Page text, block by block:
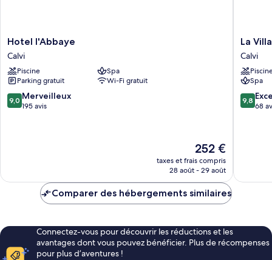
Hotel
l'Abbaye
Calvi
Hotel l'Abbaye
Calvi
Piscine
Spa
Parking gratuit
Wi-Fi gratuit
9.0
sur
9,0 Merveilleux
195 avis
Le
nouveau
prix
de
252 €
taxes et frais compris
28 août - 29 août
La
Villa
Calvi
Calvi
La
Calvi
Spa
9.8
sur
9,8
68
Comparer des hébergements similaires
Connectez-vous pour découvrir les réductions et les
avantages dont vous pouvez bénéficier. Plus de récompenses
pour plus d’aventures !